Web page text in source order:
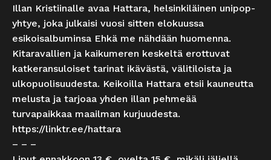
Illan Kristiinalle avaa Hattara, helsinkiläinen unipop-
yhtye, joka julkaisi vuosi sitten elokuussa
esikoisalbuminsa Ehkä me nähdään huomenna.
Kitaravallien ja kaikumeren keskeltä erottuvat
katkeransuloiset tarinat ikävästä, välitiloista ja
ulkopuolisuudesta. Keikoilla Hattara etsii kauneutta
melusta ja tarjoaa yhden illan pehmeää
turvapaikkaa maailman kurjuudesta.
https://linktr.ee/hattara
– – –